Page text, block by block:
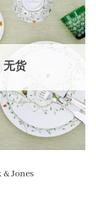
加入
心愿
单
无货
& Jones